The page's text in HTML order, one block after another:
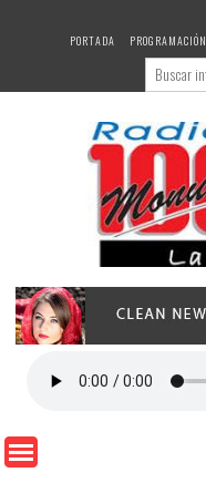
PORTADA
PROGRAMACIÓN